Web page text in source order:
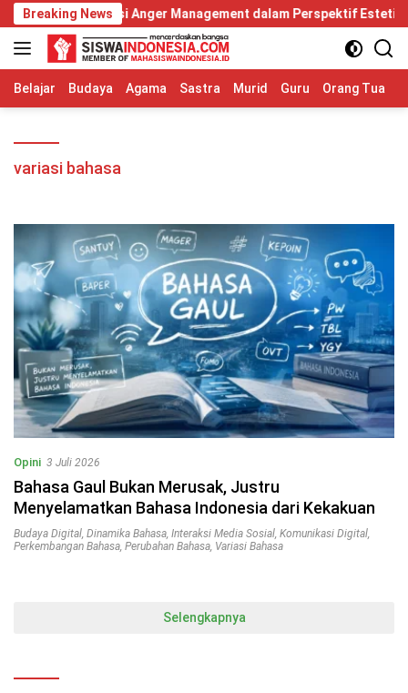
Langsung
ke
konten
Breaking News
Relevansi Anger Management dalam Perspektif Estetika
Belajar Budaya Agama Sastra Murid Guru Orang Tua
variasi bahasa
Opini 3 Juli 2026
Bahasa Gaul Bukan Merusak, Justru
Menyelamatkan Bahasa Indonesia dari Kekakuan
Budaya Digital, Dinamika Bahasa, Interaksi Media Sosial, Komunikasi Digital,
Perkembangan Bahasa, Perubahan Bahasa, Variasi Bahasa
Selengkapnya